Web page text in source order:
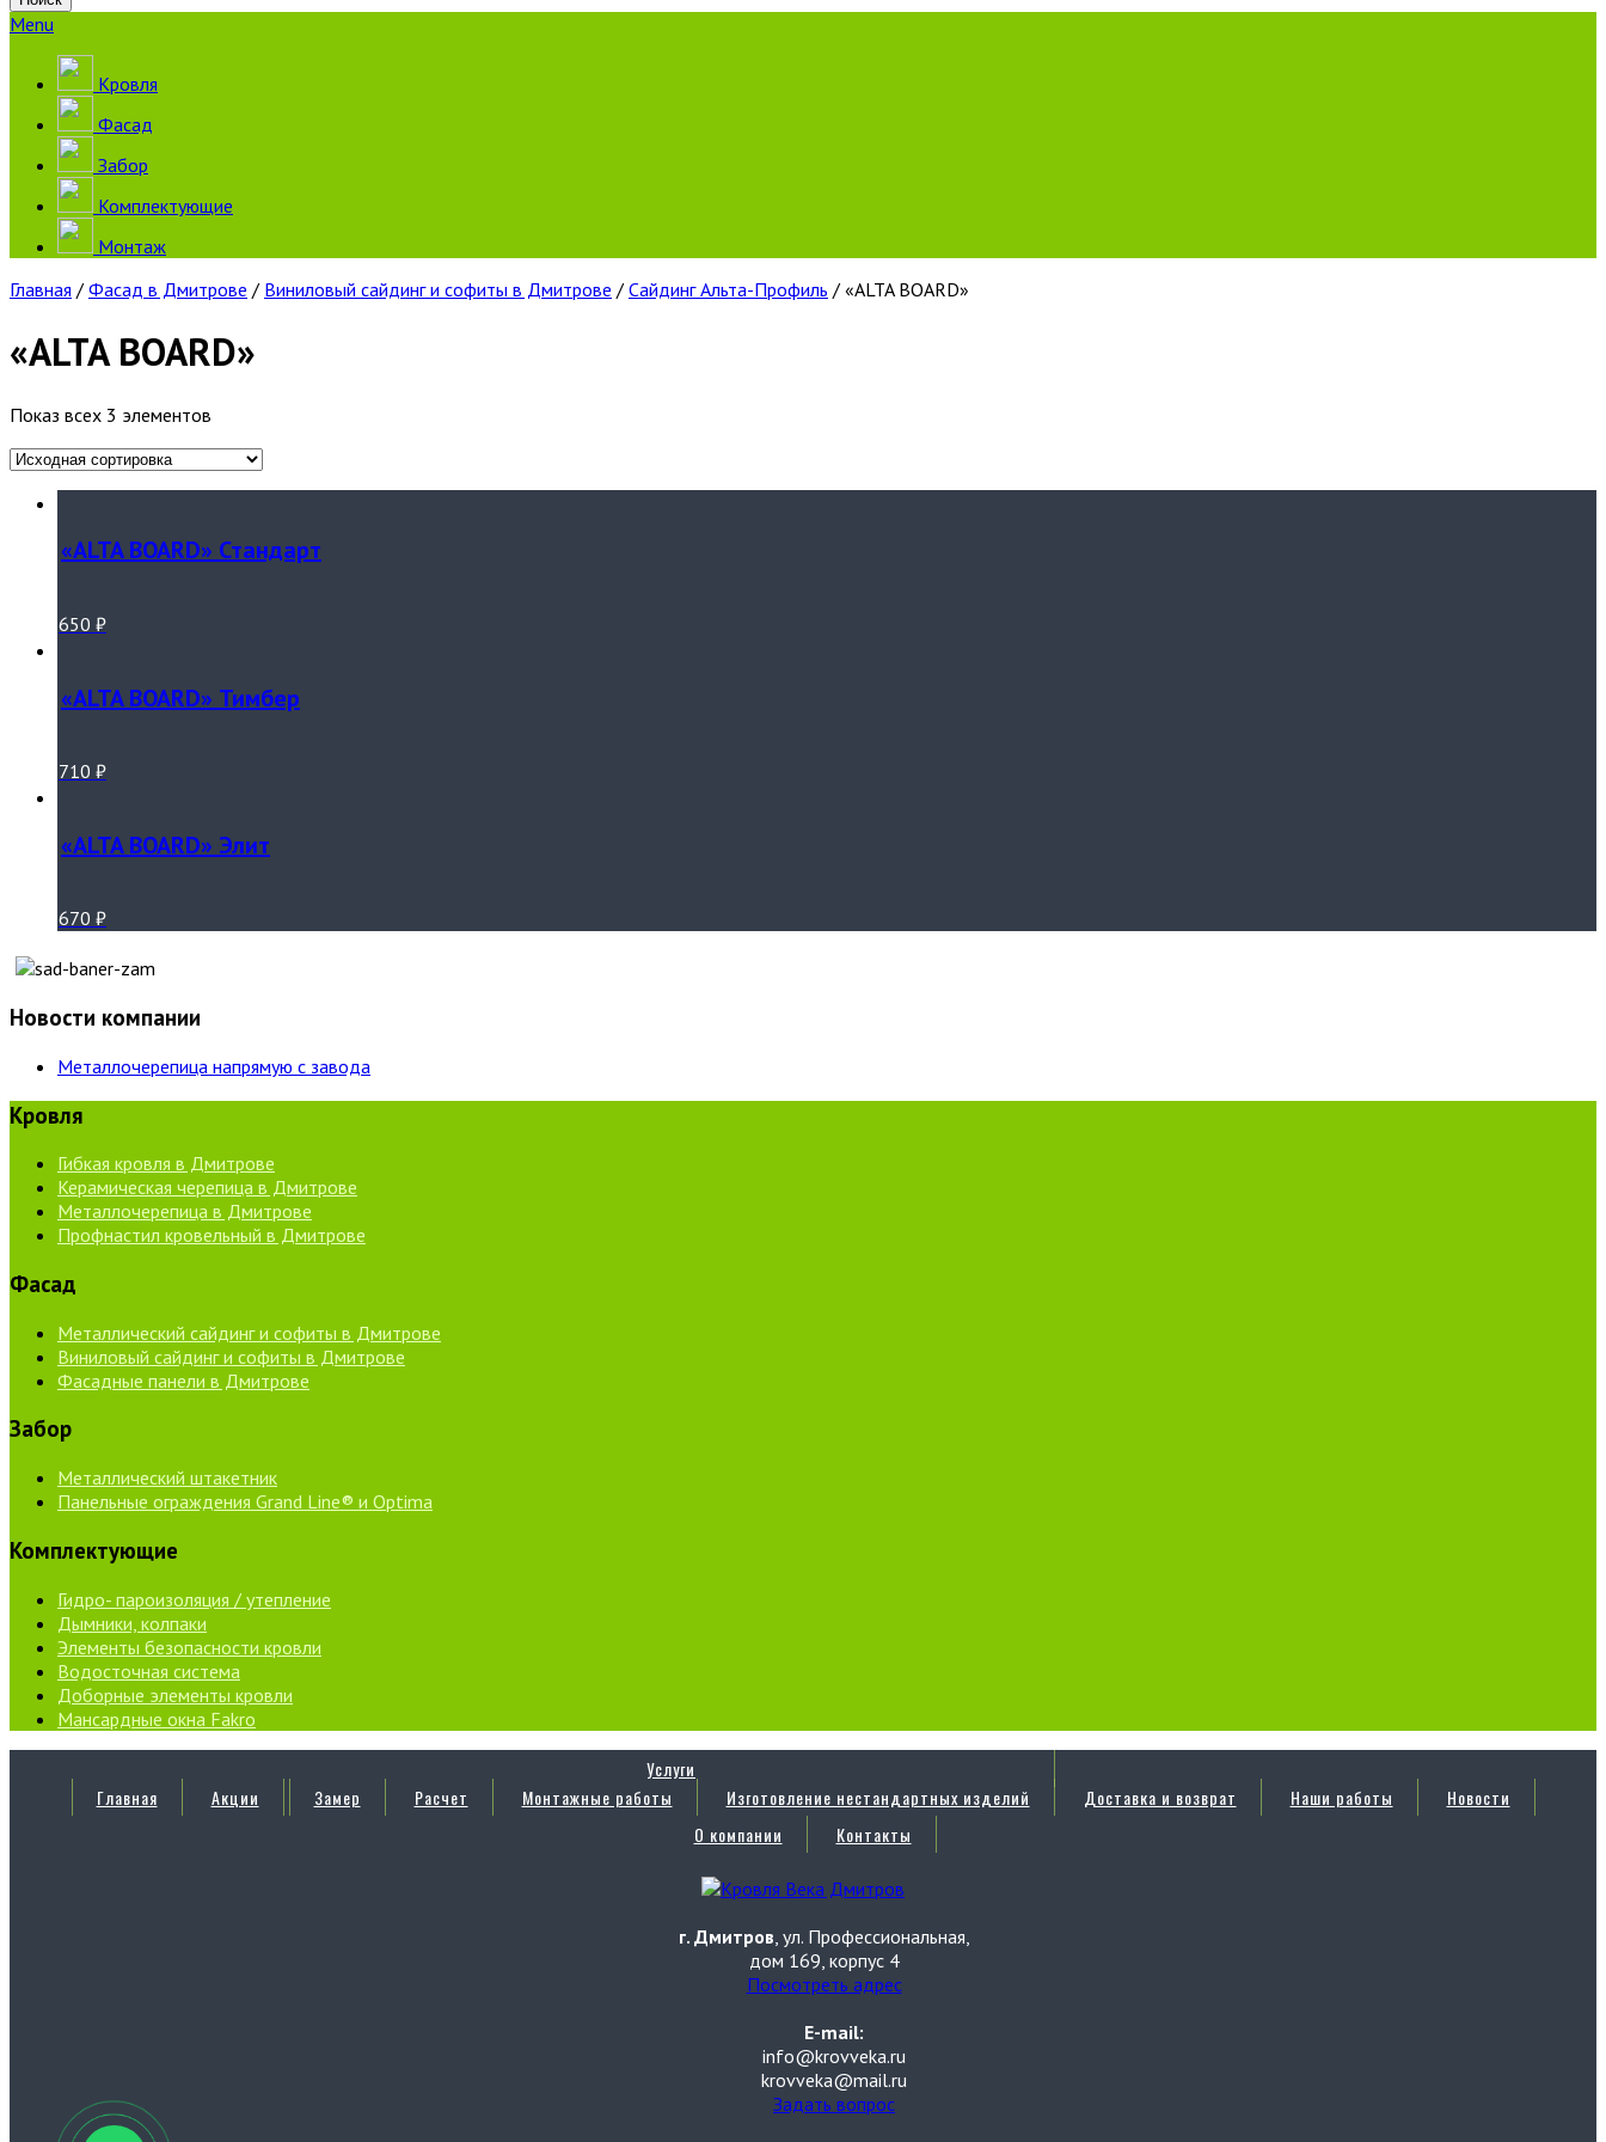
Menu
Кровля
Фасад
Забор
Комплектующие
Монтаж
Главная / Фасад в Дмитрове / Виниловый сайдинг и софиты в Дмитрове / Сайдинг Альта-Профиль / «ALTA BOARD»
«ALTA BOARD»
Показ всех 3 элементов
«ALTA BOARD» Стандарт
650 ₽
«ALTA BOARD» Тимбер
710 ₽
«ALTA BOARD» Элит
670 ₽
Новости компании
Металлочерепица напрямую с завода
Кровля
Гибкая кровля в Дмитрове
Керамическая черепица в Дмитрове
Металлочерепица в Дмитрове
Профнастил кровельный в Дмитрове
Фасад
Металлический сайдинг и софиты в Дмитрове
Виниловый сайдинг и софиты в Дмитрове
Фасадные панели в Дмитрове
Забор
Металлический штакетник
Панельные ограждения Grand Line® и Optima
Комплектующие
Гидро- пароизоляция / утепление
Дымники, колпаки
Элементы безопасности кровли
Водосточная система
Доборные элементы кровли
Мансардные окна Fakro
Главная Акции
Услуги
Замер
Расчет Монтажные работы Изготовление нестандартных изделий Доставка и возврат Наши работы
Новости
О компании
Контакты
г. Дмитров , ул. Профессиональная,
дом 169, корпус 4
Посмотреть адрес
E-mail:
info@krovveka.ru
krovveka@mail.ru
Задать вопрос